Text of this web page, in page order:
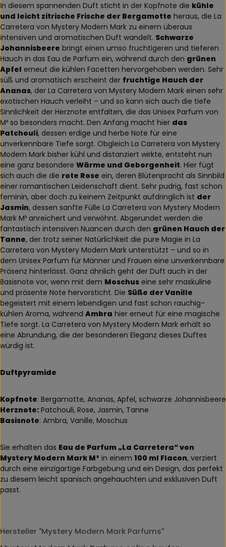
In diesem spannenden Duft sticht in der Kopfnote die kühle
und leicht zitrische Frische der Bergamotte heraus, die La
Carretera von Mystery Modern Mark zu einem überaus
intensiven und aromatischen Duft wandelt. Schwarze
Johannisbeere bringt einen umso fruchtigeren und tieferen
Hauch in das Eau de Parfum ein, während durch den grünen
Apfel erneut die kühlen Facetten hervorgehoben werden. Sehr
süß und aromatisch erscheint der fruchtige Hauch der
Ananas, der La Carretera von Mystery Modern Mark einen sehr
exotischen Hauch verleiht – und so kann sich auch die tiefe
Sinnlichkeit der Herznote entfalten, die das Unisex Parfum von
M³ so besonders macht. Den Anfang macht hier das
Patchouli, dessen erdige und herbe Note für eine
unverkennbare Tiefe sorgt. Obgleich La Carretera von Mystery
Modern Mark bisher kühl und distanziert wirkte, entsteht nun
eine ganz besondere Wärme und Geborgenheit. Hier fügt
sich auch die die rote Rose ein, deren Blütenpracht als Sinnbild
einer romantischen Leidenschaft dient. Sehr pudrig, fast schon
feminin, aber doch zu keinem Zeitpunkt aufdringlich ist der
Jasmin, dessen sanfte Fülle La Carretera von Mystery Modern
Mark M³ anreichert und verwöhnt. Abgerundet werden die
fantastisch intensiven Nuancen durch den grünen Hauch der
Tanne, der trotz seiner Natürlichkeit die pure Magie in La
Carretera von Mystery Modern Mark unterstützt – und so in
dem Unisex Parfum für Männer und Frauen eine unverkennbare
Präsenz hinterlässt. Ganz ähnlich geht der Duft auch in der
Basisnote vor, wenn mit dem Moschus eine sehr maskuline
und präsente Note hervorsticht. Die Süße der Vanille
begeistert mit einem lebendigen und fast schon rauchig-
kühlen Aroma, während Ambra hier erneut für eine magische
Tiefe sorgt. La Carretera von Mystery Modern Mark erhält so
eine Abrundung, die der besonderen Eleganz dieses Duftes
würdig ist.
Duftpyramide
Kopfnote: Bergamotte, Ananas, Apfel, schwarze Johannisbeere
Herznote: Patchouli, Rose, Jasmin, Tanne
Basisnote: Ambra, Vanille, Moschus
Sie erhalten das Eau de Parfum „La Carretera“ von
Mystery Modern Mark M³ in einem 100 ml Flacon, verziert
durch eine einzigartige Farbgebung und ein Design, das perfekt
zu diesem leicht spanisch angehauchten und exklusiven Duft
passt.
Hersteller "Mystery Modern Mark Parfums"